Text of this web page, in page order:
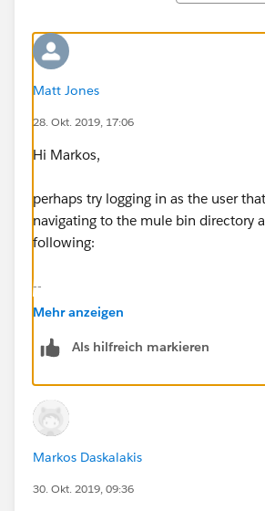
Matt Jones
28. Okt. 2019, 17:06
Hi Markos,
perhaps try logging in as the user
navigating to the mule bin directory
following:
--
./mule -installLicense ~/license.lic
Apply-Your-MuleEE-License
Mehr anzeigen
Als hilfreich markieren
Markos Daskalakis
30. Okt. 2019, 09:36